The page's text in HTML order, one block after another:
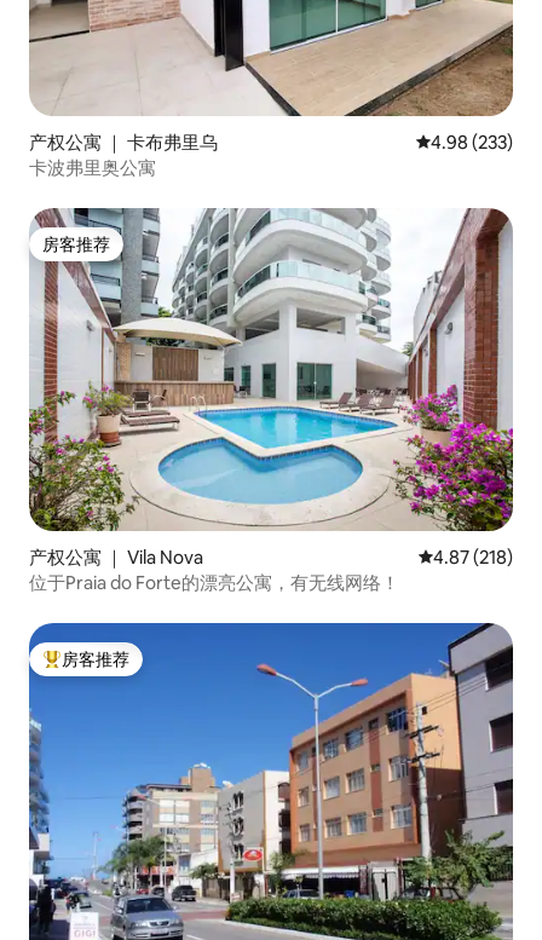
产权公寓 ｜ 卡布弗里乌 平均评分 4.98
4.98 (233)
卡波弗里奥公寓
房客推荐
房客推荐
产权公寓 ｜ Vila Nova 平均评分 4.87
4.87 (218)
位于Praia do Forte的漂亮公寓，有无线网络！
热门「房客推荐」
房客推荐